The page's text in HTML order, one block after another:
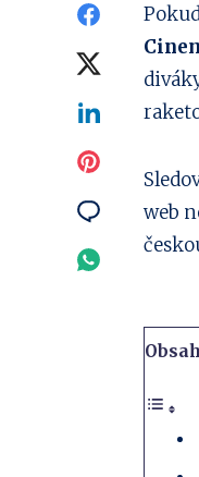
Sdílejte
Facebook
Sdílejte
Linkedin
Pinterest
Sdílejte
Sdílejte
Whatsapp
web